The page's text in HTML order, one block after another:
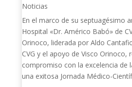
Noticias
En el marco de su septuagésimo
Hospital «Dr. Américo Babó» de
Orinoco, liderada por Aldo
CVG y el apoyo de Visco Orinoco,
compromiso con la excelencia de
una exitosa Jornada Médico-